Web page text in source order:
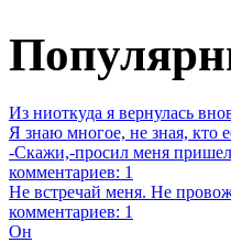
Из ниоткуда я вернулась
Я знаю многое, не зная, кто
-Скажи,-просил меня
комментариев: 1
Не встречай меня. Не
комментариев: 1
Он